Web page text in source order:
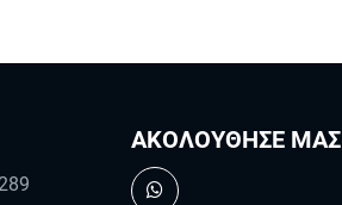
ΑΚΟΛΟΥΘΗΣΕ ΜΑΣ